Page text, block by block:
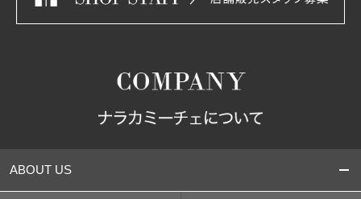
ABOUT US